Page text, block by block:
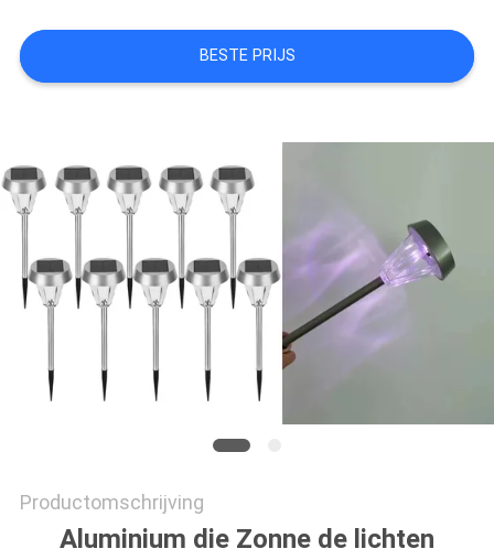
GEVALLEN
EEN
AANVRAGEN
ONLINE
SHOP
BESTE PRIJS
Productomschrijving
Aluminium die Zonne de lichten